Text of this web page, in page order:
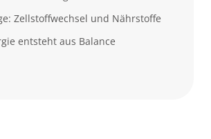
Zellstoffwechsel und Nährstoffe
entsteht aus Balance